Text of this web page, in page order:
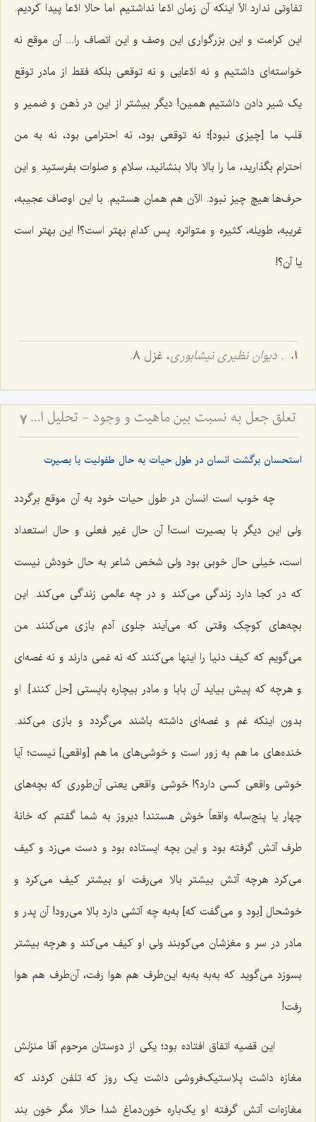
تفاوتی ندارد الاّ اینکه آن زمان ادّعا نداشتیم اما حالا ادّعا پیدا کردیم.
این کرامت و این بزرگواری این وصف و این اتصاف را... آن موقع نه
خواسته‌ای داشتیم و نه ادّعایی و نه توقعی بلکه فقط از مادر توقع
یک شیر دادن داشتیم همین! دیگر بیشتر از این در ذهن و ضمیر و
قلب ما [چیزی نبود]؛ نه توقعی بود، نه احترامی بود، نه به من
احترام بگذارید، ما را بالا بالا بنشانید، سلام و صلوات بفرستید و این
حرف‌ها هیچ چیز نبود. الآن هم همان هستیم. با این اوصاف عجیبه،
غریبه، طویله، کثیره و متواتره. پس کدام بهتر است؟! این بهتر است
یا آن؟!
. دیوان نظیری نیشابوری، غزل 8.
تعلق جعل به نسبت بین ماهیت و وجود - تحلیل ادله قائلین به جعل نسبت و نقد مبانی فلسفی آن 7
استحسان برگشت انسان در طول حیات به حال طفولیت با بصیرت
چه خوب است انسان در طول حیات خود به آن موقع برگردد
ولی این دیگر با بصیرت است! آن حال غیر فعلی و حال استعداد
است، خیلی حال خوبی بود ولی شخص شاعر به حال خودش نیست
که در کجا دارد زندگی می‌کند و در چه عالمی زندگی می‌کند. این
بچه‌های کوچک وقتی که می‌آیند جلوی آدم بازی می‌کنند من
می‌گویم که کیف دنیا را اینها می‌کنند که نه غمی دارند و نه غصه‌ای
و هرچه که پیش بیاید آن بابا و مادر بیچاره بایستی [حل کنند]. او
بدون اینکه غم و غصه‌ای داشته باشند می‌گردد و بازی می‌کند.
خنده‌های ما هم به زور است و خوشی‌های ما هم [واقعی] نیست؛ آیا
خوشی واقعی کسی دارد؟! خوشی واقعی یعنی آن‌طوری که بچه‌های
چهار یا پنج‌ساله واقعاً خوش هستند! دیروز به شما گفتم که خانۀ
طرف آتش گرفته بود و این بچه ایستاده بود و دست می‌زد و کیف
می‌کرد هرچه آتش بیشتر بالا می‌رفت او بیشتر کیف می‌کرد و
خوشحال [بود و می‌گفت که] به‌به چه آتشی دارد بالا می‌رود! آن پدر و
مادر در سر و مغزشان می‌کوبند ولی او کیف می‌کند و هرچه بیشتر
بسوزد می‌گوید که به‌به به‌به این‌طرف هم هوا رفت، آن‌طرف هم هوا
رفت!
این قضیه اتفاق افتاده بود؛ یکی از دوستان مرحوم آقا منزلش
مغازه داشت پلاستیک‌فروشی داشت یک روز که تلفن کردند که
مغازه‌ات آتش گرفته او یک‌باره خون‌دماغ شد! حالا مگر خون بند